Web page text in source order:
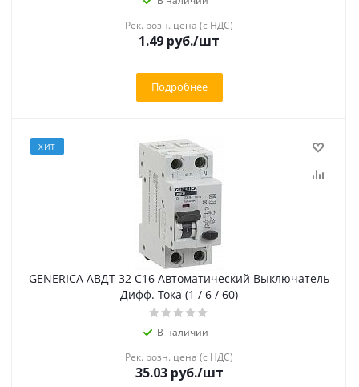
Рек. розн. цена (с НДС)
1.49 руб./шт
Подробнее
ХИТ
GENERICA АВДТ 32 C16 Автоматический Выключатель
Дифф. Тока (1 / 6 / 60)
В наличии
Рек. розн. цена (с НДС)
35.03 руб./шт